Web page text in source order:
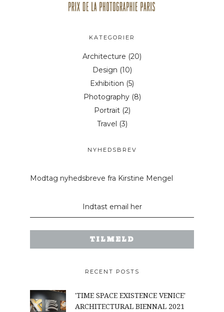
KATEGORIER
Architecture (20)
Design (10)
Exhibition (5)
Photography(8)
Portrait(2)
Travel (3)
NYHEDSBREV
Modtag nyhedsbreve fra Kirstine Mengel
RECENT POSTS
'TIME SPACE EXISTENCE VENICE'
ARCHITECTURAL BIENNAL 2021